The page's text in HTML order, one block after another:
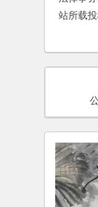
站所载